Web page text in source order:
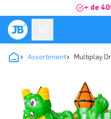
+ de
Assortiment Multiplay